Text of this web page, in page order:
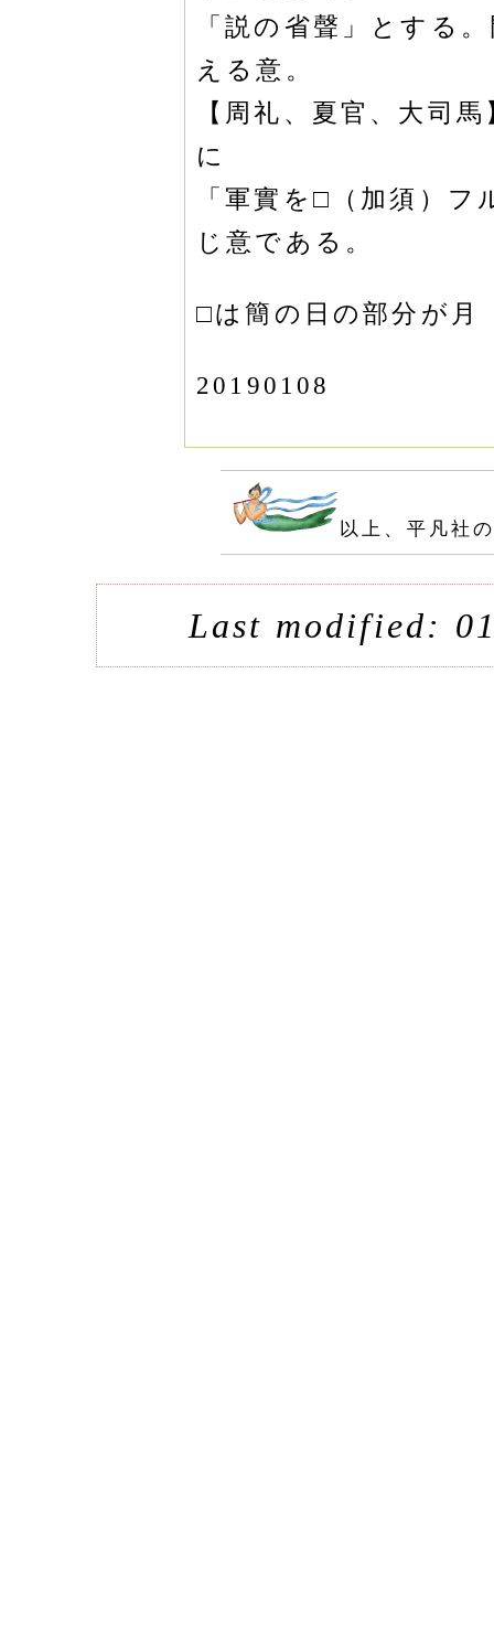
「説の省聲」とする
える意。
【周礼、夏官、大司
に
「軍實を□（加須）
じ意である。
□は簡の日の部分が月
20190108
以上、平凡社
Last modified: